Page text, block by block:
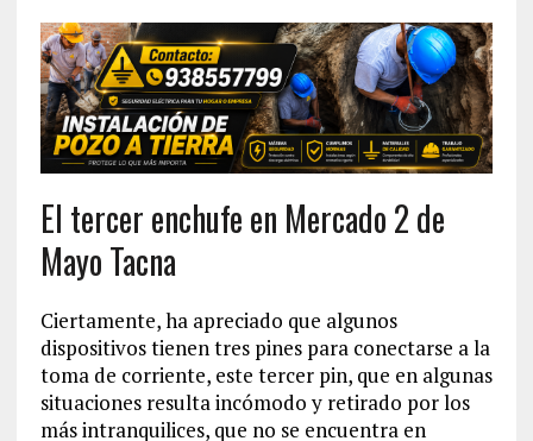
El tercer enchufe en Mercado 2 de
Mayo Tacna
Ciertamente, ha apreciado que algunos
dispositivos tienen tres pines para conectarse a la
toma de corriente, este tercer pin, que en algunas
situaciones resulta incómodo y retirado por los
más intranquilices, que no se encuentra en